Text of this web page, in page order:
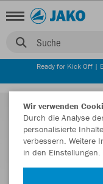
Suche
Ready for Kick Off |
Wir verwenden
Durch die Analyse
personalisierte
verbessern. Weitere
in den Einstellungen.